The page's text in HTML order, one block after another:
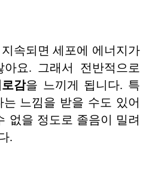
속되면 세포에 에너지가
요. 그래서 전반적으로
감을 느끼게 됩니다. 특
느낌을 받을 수도 있어
없을 정도로 졸음이 밀려
.